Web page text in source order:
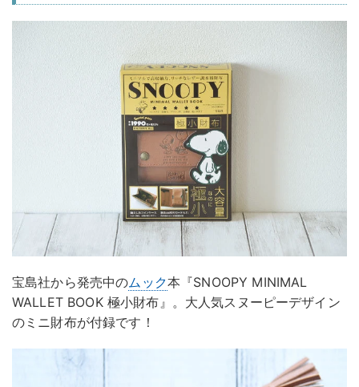
宝島社から発売中のムック本『SNOOPY MINIMAL
WALLET BOOK 極小財布』。大人気スヌーピーデザイン
のミニ財布が付録です！